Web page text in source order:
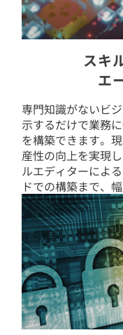
スキ
エ
専門知識がないビ
示するだけで業務
を構築できます。
産性の向上を実現
ルエディターによ
ドでの構築まで、